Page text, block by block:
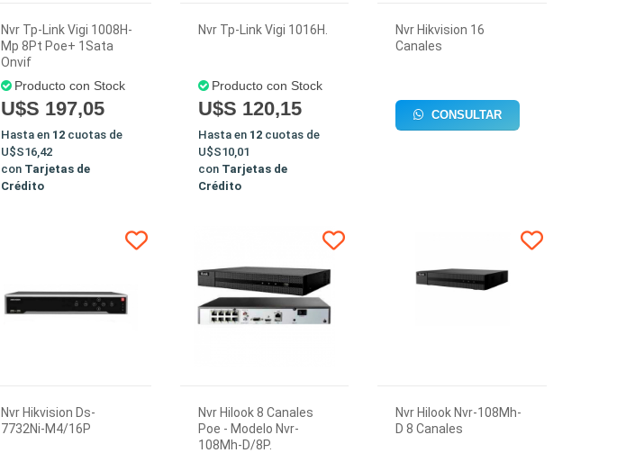
Nvr Tp-Link Vigi 1008H-
Mp 8Pt Poe+ 1Sata
Onvif
Producto con Stock
U$S 197,05
Hasta en 12cuotas de
U$S16,42
con Tarjetas de
Crédito
Nvr Tp-Link Vigi 1016H.
Producto con Stock
U$S 120,15
Hasta en 12 cuotas de
U$S10,01
con Tarjetas de
Crédito
Nvr Hikvision 16
Canales
CONSULTAR
Nvr Hikvision Ds-
7732Ni-M4/16P
Nvr Hilook 8 Canales
Poe - Modelo Nvr-
108Mh-D/8P.
Nvr Hilook Nvr-108Mh-
D 8 Canales